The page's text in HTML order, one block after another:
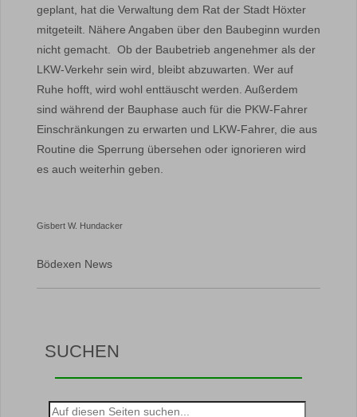
geplant, hat die Verwaltung dem Rat der Stadt Höxter
mitgeteilt. Nähere Angaben über den Baubeginn wurden
nicht gemacht. Ob der Baubetrieb angenehmer als der
LKW-Verkehr sein wird, bleibt abzuwarten. Wer auf
Ruhe hofft, wird wohl enttäuscht werden. Außerdem
sind während der Bauphase auch für die PKW-Fahrer
Einschränkungen zu erwarten und LKW-Fahrer, die aus
Routine die Sperrung übersehen oder ignorieren wird
es auch weiterhin geben.
Gisbert W. Hundacker
Bödexen News
SUCHEN
Suche